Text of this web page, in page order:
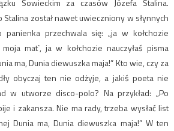
Sowieckim za czasów Józefa Stalina.
został nawet uwieczniony w słynnych
panienka przechwala się: „ja w kołchozie
mat`, ja w kołchozie nauczyłaś pisma
ma, Dunia diewuszka maja!” Kto wie, czy za
obyczaj ten nie odżyje, a jakiś poeta nie
w utworze disco-polo? Na przykład: „Po
i zakansza. Nie ma rady, trzeba wysłać list
Dunia ma, Dunia diewuszka maja!” W ten